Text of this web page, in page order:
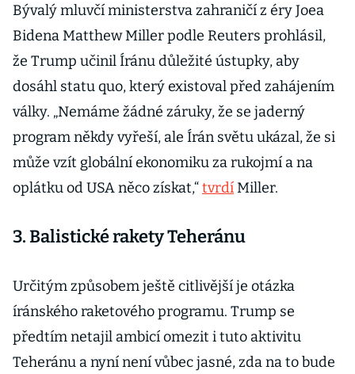
Bývalý mluvčí ministerstva zahraničí z éry Joea
Bidena Matthew Miller podle Reuters prohlásil,
že Trump učinil Íránu důležité ústupky, aby
dosáhl statu quo, který existoval před zahájením
války. „Nemáme žádné záruky, že se jaderný
program někdy vyřeší, ale Írán světu ukázal, že si
může vzít globální ekonomiku za rukojmí a na
oplátku od USA něco získat,“tvrdíMiller.
3. Balistické rakety Teheránu
Určitým způsobem ještě citlivější je otázka
íránského raketového programu. Trump se
předtím netajil ambicí omezit i tuto aktivitu
Teheránu a nyní není vůbec jasné, zda na to bude